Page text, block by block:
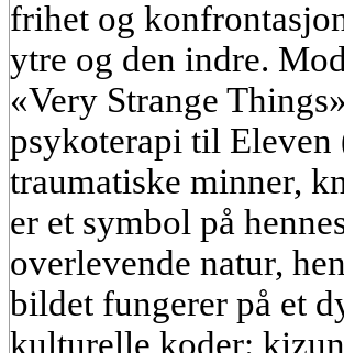
frihet og
ytre og den indre.
«Very Strange
psykoterapi til Eleven
traumatiske minner,
er et symbol på
overlevende natur,
bildet fungerer på et
kulturelle koder: